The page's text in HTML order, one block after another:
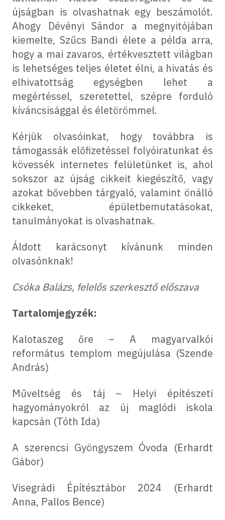
újságban is olvashatnak egy beszámolót.
Ahogy Dévényi Sándor a megnyitójában
kiemelte, Szűcs Bandi élete a példa arra,
hogy a mai zavaros, értékvesztett világban
is lehetséges teljes életet élni, a hivatás és
elhivatottság egységben lehet a
megértéssel, szeretettel, szépre forduló
kíváncsisággal és életörömmel.
Kérjük olvasóinkat, hogy továbbra is
támogassák előfizetéssel folyóiratunkat és
kövessék internetes felületünket is, ahol
sokszor az újság cikkeit kiegészítő, vagy
azokat bővebben tárgyaló, valamint önálló
cikkeket, épületbemutatásokat,
tanulmányokat is olvashatnak.
Áldott karácsonyt kívánunk minden
olvasónknak!
Csóka Balázs, felelős szerkesztő előszava
Tartalomjegyzék:
Kalotaszeg őre – A magyarvalkói
református templom megújulása (Szende
András)
Műveltség és táj – Helyi építészeti
hagyományokról az új maglódi iskola
kapcsán (Tóth Ida)
A szerencsi Gyöngyszem Óvoda (Erhardt
Gábor)
Visegrádi Építésztábor 2024 (Erhardt
Anna, Pallos Bence)